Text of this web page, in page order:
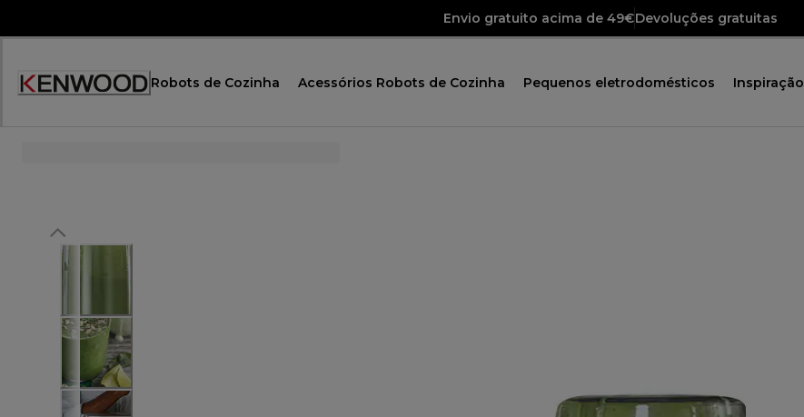
Envio gratuito acima de 49€Devoluções gratuitas
Robots de Cozinha Acessórios Robots de Cozinha Pequenos eletrodomésticos Inspiração